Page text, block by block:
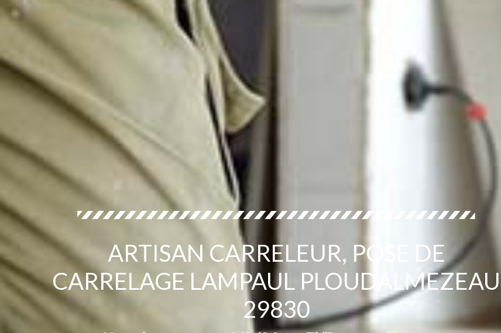
ARTISAN CARRELEUR, POSE DE
CARRELAGE LAMPAUL PLOUDALMEZEAU
29830